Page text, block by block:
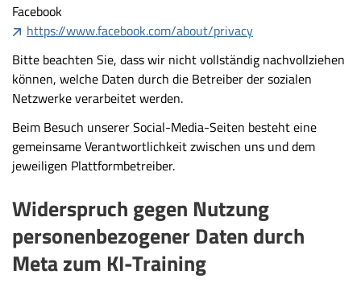
Facebook
https://www.facebook.com/about/privacy
Bitte beachten Sie, dass wir nicht vollständig nachvollziehen
können, welche Daten durch die Betreiber der sozialen
Netzwerke verarbeitet werden.
Beim Besuch unserer Social-Media-Seiten besteht eine
gemeinsame Verantwortlichkeit zwischen uns und dem
jeweiligen Plattformbetreiber.
Widerspruch gegen Nutzung
personenbezogener Daten durch
Meta zum KI-Training